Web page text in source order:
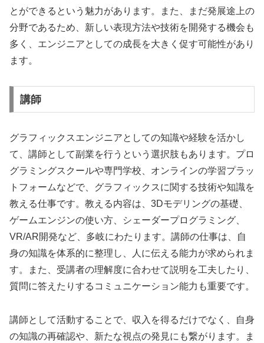
とができるという魅力があります。また、まだ発展途上の
分野であるため、新しい表現方法や技術を開発する機会も
多く、エンジニアとしての成長を大きく促す可能性があり
ます。
講師
グラフィックスエンジニアとしての知識や経験を活かし
て、講師として副業を行うという選択肢もあります。プロ
グラミングスクールや専門学校、オンラインの学習プラッ
トフォームなどで、グラフィックスに関する技術や知識を
教える仕事です。教える内容は、3Dモデリングの基礎、
ゲームエンジンの使い方、シェーダープログラミング、
VR/AR開発など、多岐にわたります。講師の仕事は、自
身の知識を体系的に整理し、人に伝える能力が求められま
す。また、受講者の理解度に合わせて説明を工夫したり、
質問に答えたりするコミュニケーション能力も重要です。
講師として活動することで、収入を得るだけでなく、自身
の知識の再確認や、新たな視点の発見にも繋がります。ま